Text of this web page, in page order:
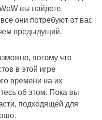
вы найдете
они потребуют от вас
предыдущий.
потому что
в этой игре
времени на их
об этом. Пока вы
подходящей для